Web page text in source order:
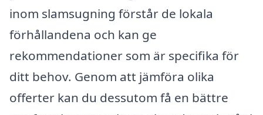
inom slamsugning förstår de lokala
förhållandena och kan ge
rekommendationer som är specifika för
ditt behov. Genom att jämföra olika
offerter kan du dessutom få en bättre